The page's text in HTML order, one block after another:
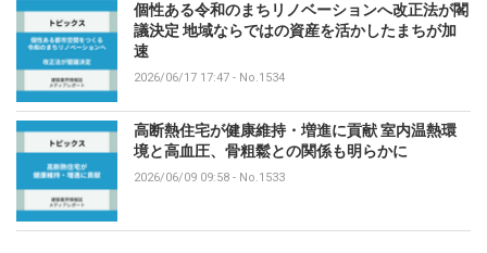
個性ある令和のまちリノベーションへ改正法が閣
議決定 地域ならではの資産を活かしたまちが加
速
2026/06/17 17:47 - No.1534
高断熱住宅が健康維持・増進に貢献 室内温熱環
境と高血圧、骨粗鬆との関係も明らかに
2026/06/09 09:58 - No.1533